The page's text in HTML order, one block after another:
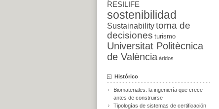
RESILIFE
sostenibilidad
Sustainabilitytoma de
decisiones turismo
Universitat Politècnica
de València áridos
Histórico
Biomateriales: la ingeniería que crece
antes de construirse
Tipologías de sistemas de certificación